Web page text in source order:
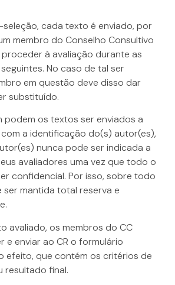
cada texto é enviado, por
membro do Conselho Consultivo
à avaliação durante as
No caso de tal ser
em questão deve disso dar
substituído.
podem os textos ser enviados a
a identificação do(s) autor(es),
nunca pode ser indicada a
avaliadores uma vez que todo o
confidencial. Por isso, sobre todo
mantida total reserva e
avaliado, os membros do CC
e enviar ao CR o formulário
efeito, que contém os critérios de
resultado final.